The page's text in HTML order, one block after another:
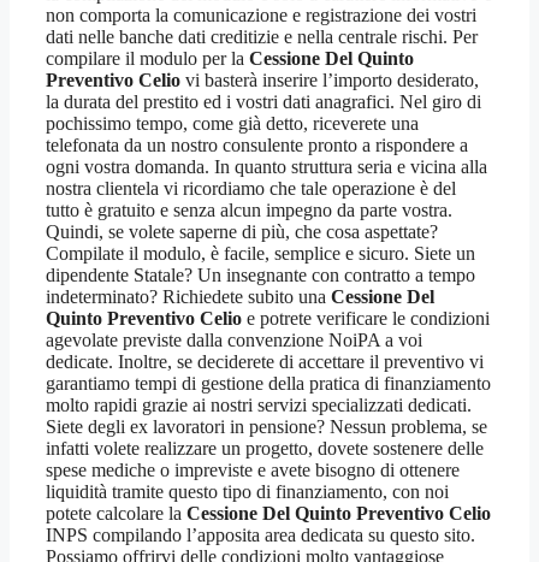
non comporta la comunicazione e registrazione dei vostri
dati nelle banche dati creditizie e nella centrale rischi. Per
compilare il modulo per la Cessione Del Quinto
Preventivo Celio vi basterà inserire l’importo desiderato,
la durata del prestito ed i vostri dati anagrafici. Nel giro di
pochissimo tempo, come già detto, riceverete una
telefonata da un nostro consulente pronto a rispondere a
ogni vostra domanda. In quanto struttura seria e vicina alla
nostra clientela vi ricordiamo che tale operazione è del
tutto è gratuito e senza alcun impegno da parte vostra.
Quindi, se volete saperne di più, che cosa aspettate?
Compilate il modulo, è facile, semplice e sicuro. Siete un
dipendente Statale? Un insegnante con contratto a tempo
indeterminato? Richiedete subito una Cessione Del
Quinto Preventivo Celio e potrete verificare le condizioni
agevolate previste dalla convenzione NoiPA a voi
dedicate. Inoltre, se deciderete di accettare il preventivo vi
garantiamo tempi di gestione della pratica di finanziamento
molto rapidi grazie ai nostri servizi specializzati dedicati.
Siete degli ex lavoratori in pensione? Nessun problema, se
infatti volete realizzare un progetto, dovete sostenere delle
spese mediche o impreviste e avete bisogno di ottenere
liquidità tramite questo tipo di finanziamento, con noi
potete calcolare la Cessione Del Quinto Preventivo Celio
INPS compilando l’apposita area dedicata su questo sito.
Possiamo offrirvi delle condizioni molto vantaggiose